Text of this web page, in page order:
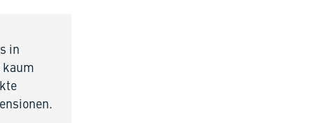
in
kaum